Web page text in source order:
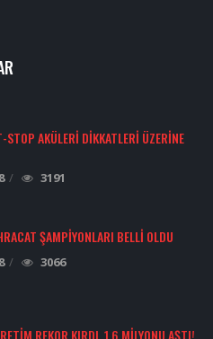
STOP AKÜLERI DIKKATLERI ÜZERINE
3191
ŞAMPIYONLARI BELLI OLDU
3066
REKOR KIRDI, 1.6 MILYONU AŞTI!